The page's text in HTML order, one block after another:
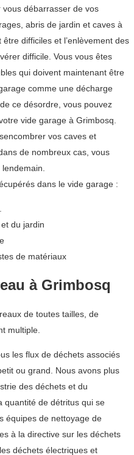
débarrasser de vos
abris de jardin et caves à
difficiles et l’enlèvement des
difficile. Vous vous êtes
qui doivent maintenant être
comme une décharge
ce désordre, vous pouvez
vide garage à Grimbosq.
vos caves et
de nombreux cas, vous
dans le vide garage :
du jardin
de matériaux
à Grimbosq
de toutes tailles, de
multiple.
les flux de déchets associés
ou grand. Nous avons plus
des déchets et du
quantité de détritus qui se
équipes de nettoyage de
à la directive sur les déchets
déchets électriques et